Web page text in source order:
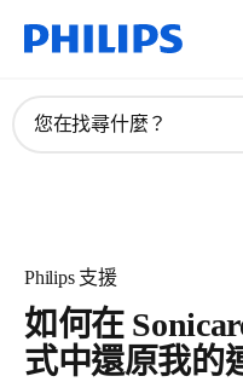
您在找尋什麼？
Philips 支援
如何在
式中還原我的